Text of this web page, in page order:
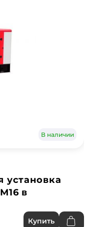
В наличии
установка
в
Купить